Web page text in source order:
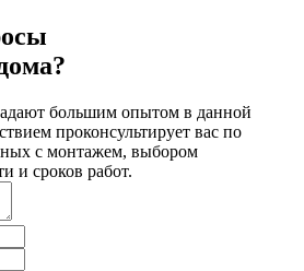
большим опытом в данной
проконсультирует вас по
с монтажем, выбором
и сроков работ.